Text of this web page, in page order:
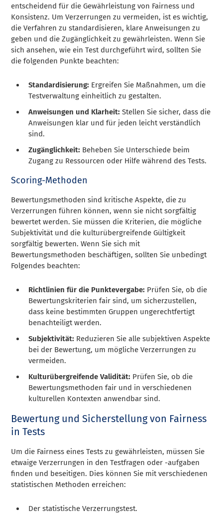
entscheidend für die Gewährleistung von Fairness und
Konsistenz. Um Verzerrungen zu vermeiden, ist es wichtig,
die Verfahren zu standardisieren, klare Anweisungen zu
geben und die Zugänglichkeit zu gewährleisten. Wenn Sie
sich ansehen, wie ein Test durchgeführt wird, sollten Sie
die folgenden Punkte beachten:
Standardisierung: Ergreifen Sie Maßnahmen, um die
Testverwaltung einheitlich zu gestalten.
Anweisungen und Klarheit: Stellen Sie sicher, dass die
Anweisungen klar und für jeden leicht verständlich
sind.
Zugänglichkeit: Beheben Sie Unterschiede beim
Zugang zu Ressourcen oder Hilfe während des Tests.
Scoring-Methoden
Bewertungsmethoden sind kritische Aspekte, die zu
Verzerrungen führen können, wenn sie nicht sorgfältig
bewertet werden. Sie müssen die Kriterien, die mögliche
Subjektivität und die kulturübergreifende Gültigkeit
sorgfältig bewerten. Wenn Sie sich mit
Bewertungsmethoden beschäftigen, sollten Sie unbedingt
Folgendes beachten:
Richtlinien für die Punktevergabe: Prüfen Sie, ob die
Bewertungskriterien fair sind, um sicherzustellen,
dass keine bestimmten Gruppen ungerechtfertigt
benachteiligt werden.
Subjektivität: Reduzieren Sie alle subjektiven Aspekte
bei der Bewertung, um mögliche Verzerrungen zu
vermeiden.
Kulturübergreifende Validität: Prüfen Sie, ob die
Bewertungsmethoden fair und in verschiedenen
kulturellen Kontexten anwendbar sind.
Bewertung und Sicherstellung von Fairness
in Tests
Um die Fairness eines Tests zu gewährleisten, müssen Sie
etwaige Verzerrungen in den Testfragen oder -aufgaben
finden und beseitigen. Dies können Sie mit verschiedenen
statistischen Methoden erreichen:
Der statistische Verzerrungstest.